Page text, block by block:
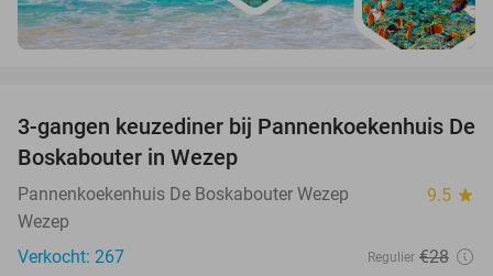
36%
3-gangen keuzediner bij Pannenkoekenhuis De
Boskabouter in Wezep
Pannenkoekenhuis De Boskabouter Wezep 9.5 star
Wezep
Verkocht: 267
Regulier €28